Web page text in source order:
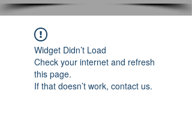
Widget Didn’t Load
Check your internet and refresh
this page.
If that doesn’t work, contact us.